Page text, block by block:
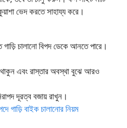
ভেদ করতে সাহায্য করে।
চালানো বিপদ ডেকে আনতে পারে।
এবং রাস্তার অবস্থা বুঝে আরও
দূরত্ব বজায় রাখুন।
গাড়ি বাইক চালানোর নিয়ম